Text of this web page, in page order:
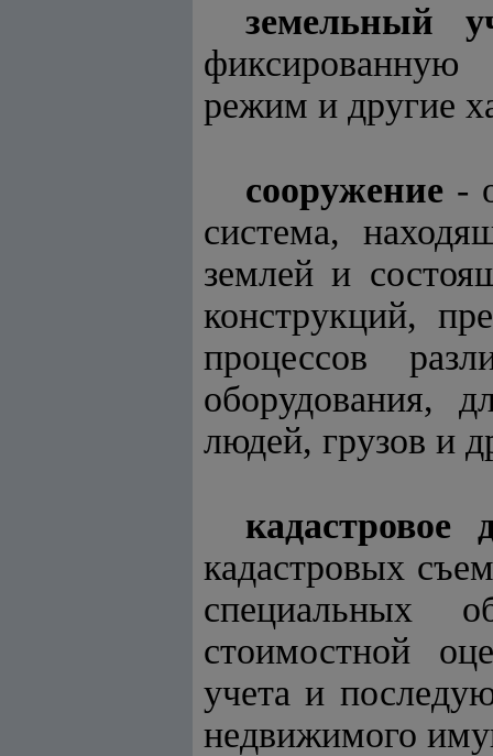
земельный
режим и другие
сооружение -
система,
землей и
конструкций,
процессов
оборудования,
людей, грузов и
кадастровое
кадастровых
специальных
стоимостной
учета и
недвижимого